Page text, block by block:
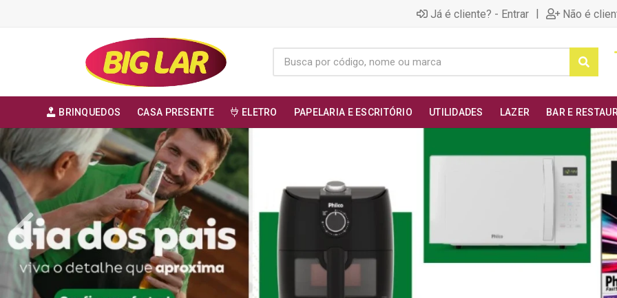
Já é cliente? - Entrar | Não é
BRINQUEDOS CASA PRESENTE ELETRO PAPELARIA E ESCRITÓRIO UTILIDADES LAZER BAR E